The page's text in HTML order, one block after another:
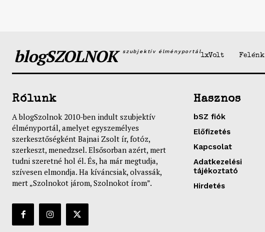
blogSZOLNOK szubjektív élményportál
1xVolt Felénk
Rólunk
A blogSzolnok 2010-ben indult szubjektív
élményportál, amelyet egyszemélyes
szerkesztőségként Bajnai Zsolt ír, fotóz,
szerkeszt, menedzsel. Elsősorban azért, mert
tudni szeretné hol él. És, ha már megtudja,
szívesen elmondja. Ha kíváncsiak, olvassák,
mert „Szolnokot járom, Szolnokot írom”.
Hasznos
bSZ fiók
Előfizetés
Kapcsolat
Adatkezelési
tájékoztató
Hirdetés